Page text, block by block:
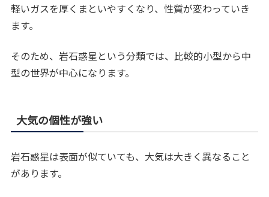
軽いガスを厚くまといやすくなり、性質が変わっていき
ます。
そのため、岩石惑星という分類では、比較的小型から中
型の世界が中心になります。
大気の個性が強い
岩石惑星は表面が似ていても、大気は大きく異なること
があります。